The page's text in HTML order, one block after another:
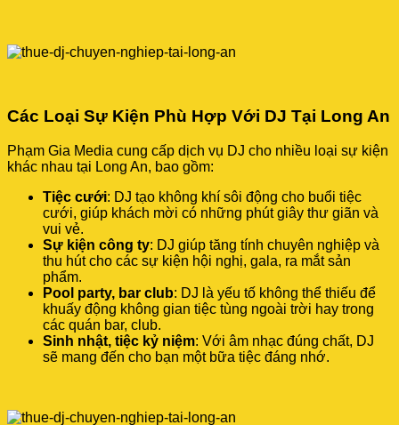
Các Loại Sự Kiện Phù Hợp Với DJ Tại Long An
Phạm Gia Media cung cấp dịch vụ DJ cho nhiều loại sự kiện
khác nhau tại Long An, bao gồm:
Tiệc cưới: DJ tạo không khí sôi động cho buổi tiệc
cưới, giúp khách mời có những phút giây thư giãn và
vui vẻ.
Sự kiện công ty: DJ giúp tăng tính chuyên nghiệp và
thu hút cho các sự kiện hội nghị, gala, ra mắt sản
phẩm.
Pool party, bar club: DJ là yếu tố không thể thiếu để
khuấy động không gian tiệc tùng ngoài trời hay trong
các quán bar, club.
Sinh nhật, tiệc kỷ niệm: Với âm nhạc đúng chất, DJ
sẽ mang đến cho bạn một bữa tiệc đáng nhớ.